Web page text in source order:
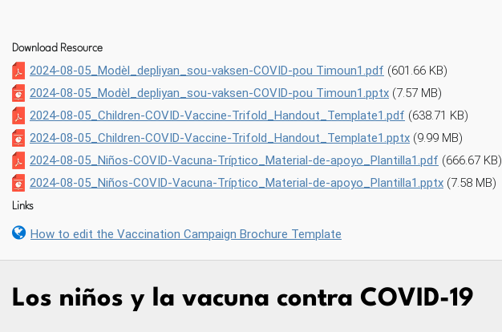
Download Resource
2024-08-05_Modèl_depliyan_sou-vaksen-COVID-pou Timoun1.pdf (601.66 KB)
2024-08-05_Modèl_depliyan_sou-vaksen-COVID-pou Timoun1.pptx (7.57 MB)
2024-08-05_Children-COVID-Vaccine-Trifold_Handout_Template1.pdf (638.71 KB)
2024-08-05_Children-COVID-Vaccine-Trifold_Handout_Template1.pptx (9.99 MB)
2024-08-05_Niños-COVID-Vacuna-Tríptico_Material-de-apoyo_Plantilla1.pdf (666.67 KB)
2024-08-05_Niños-COVID-Vacuna-Tríptico_Material-de-apoyo_Plantilla1.pptx (7.58 MB)
Links
How to edit the Vaccination Campaign Brochure Template
Los niños y la vacuna contra COVID-19